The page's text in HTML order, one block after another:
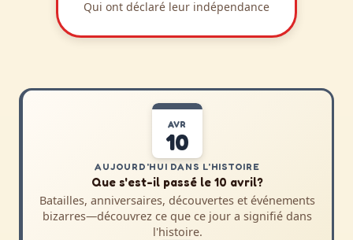
Qui ont déclaré leur indépendance
AVR
10
AUJOURD'HUI DANS L'HISTOIRE
Que s'est-il passé le 10 avril?
Batailles, anniversaires, découvertes et événements
bizarres—découvrez ce que ce jour a signifié dans
l'histoire.